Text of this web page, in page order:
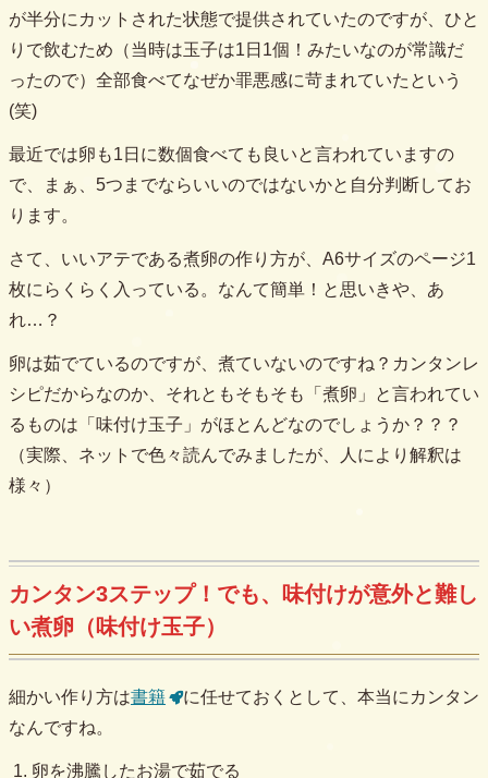
が半分にカットされた状態で提供されていたのですが、ひと
りで飲むため（当時は玉子は1日1個！みたいなのが常識だ
ったので）全部食べてなぜか罪悪感に苛まれていたという
(笑)
最近では卵も1日に数個食べても良いと言われていますの
で、まぁ、5つまでならいいのではないかと自分判断してお
ります。
さて、いいアテである煮卵の作り方が、A6サイズのページ1
枚にらくらく入っている。なんて簡単！と思いきや、あ
れ…？
卵は茹でているのですが、煮ていないのですね？カンタンレ
シピだからなのか、それともそもそも「煮卵」と言われてい
るものは「味付け玉子」がほとんどなのでしょうか？？？
（実際、ネットで色々読んでみましたが、人により解釈は
様々）
カンタン3ステップ！でも、味付けが意外と難し
い煮卵（味付け玉子）
細かい作り方は書籍
に任せておくとして、本当にカンタン
なんですね。
卵を沸騰したお湯で茹でる